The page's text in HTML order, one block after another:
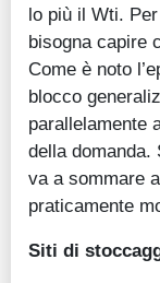
lo più il Wti.
bisogna capire
Come è noto
blocco
parallelamente
della domanda.
va a sommare
praticamente
Siti di